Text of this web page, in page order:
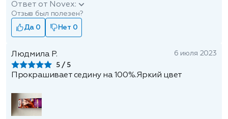
Ответ от Novex:
Отзыв был полезен?
Да 0
Нет 0
Людмила Р.
5
6 июля 2023
Прокрашивает седину на 100%.Яркий цвет